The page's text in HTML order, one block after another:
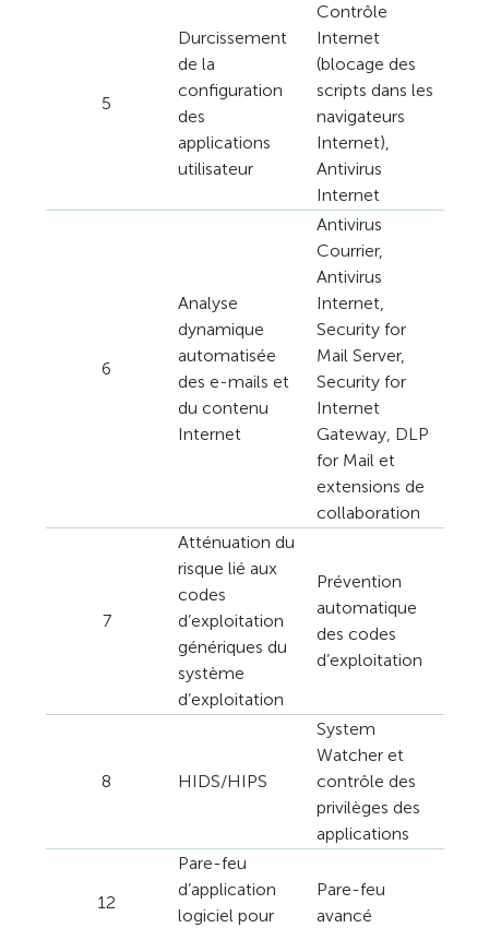
5
Durcissement
de la
configuration
des
applications
utilisateur
Contrôle
Internet
(blocage des
scripts dans les
navigateurs
Internet),
Antivirus
Internet
6
Analyse
dynamique
automatisée
des e-mails et
du contenu
Internet
Antivirus
Courrier,
Antivirus
Internet,
Security for
Mail Server,
Security for
Internet
Gateway, DLP
for Mail et
extensions de
collaboration
7
Atténuation du
risque lié aux
codes
d’exploitation
génériques du
système
d’exploitation
Prévention
automatique
des codes
d’exploitation
8 HIDS/HIPS
System
Watcher et
contrôle des
privilèges des
applications
12
Pare-feu
d’application
logiciel pour
Pare-feu
avancé